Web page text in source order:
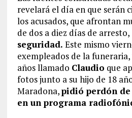
revelará el día en que serán
los acusados, que afrontan
de dos a diez días de arresto,
seguridad. Este mismo
exempleados de la
años llamado Claudio que
fotos junto a su hijo de 18
Maradona,pidió perdón
en un programa